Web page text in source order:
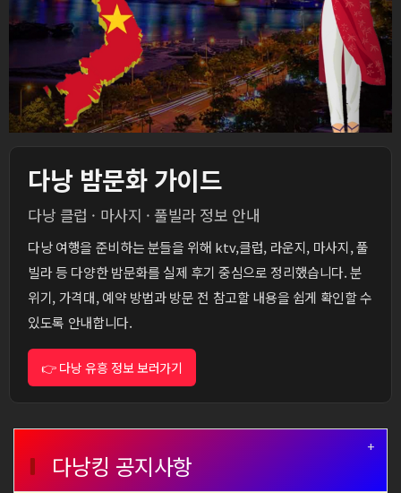
다낭 밤문화 가이드
다낭 클럽 · 마사지 · 풀빌라 정보 안내
다낭 여행을 준비하는 분들을 위해 ktv,클럽, 라운지, 마사지, 풀
빌라 등 다양한 밤문화를 실제 후기 중심으로 정리했습니다. 분
위기, 가격대, 예약 방법과 방문 전 참고할 내용을 쉽게 확인할 수
있도록 안내합니다.
👉 다낭 유흥 정보 보러가기
+
다낭킹 공지사항